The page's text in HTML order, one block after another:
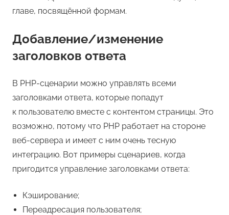
главе, посвящённой формам.
Добавление/изменение
заголовков ответа
В PHP-сценарии можно управлять всеми
заголовками ответа, которые попадут
к пользователю вместе с контентом страницы. Это
возможно, потому что PHP работает на стороне
веб-сервера и имеет с ним очень тесную
интеграцию. Вот примеры сценариев, когда
пригодится управление заголовками ответа:
Кэширование;
Переадресация пользователя;